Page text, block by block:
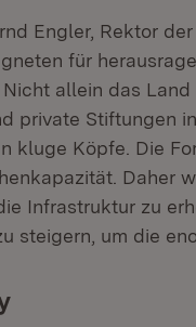
Engler, Rektor
für
allein das
private Stiftungen
kluge Köpfe. Die
Daher
Infrastruktur zu
steigern, um die